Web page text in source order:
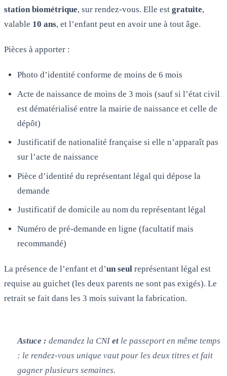
station biométrique, sur rendez-vous. Elle est gratuite,
valable 10 ans, et l’enfant peut en avoir une à tout âge.
Pièces à apporter :
Photo d’identité conforme de moins de 6 mois
Acte de naissance de moins de 3 mois (sauf si l’état civil
est dématérialisé entre la mairie de naissance et celle de
dépôt)
Justificatif de nationalité française si elle n’apparaît pas
sur l’acte de naissance
Pièce d’identité du représentant légal qui dépose la
demande
Justificatif de domicile au nom du représentant légal
Numéro de pré-demande en ligne (facultatif mais
recommandé)
La présence de l’enfant et d’un seul représentant légal est
requise au guichet (les deux parents ne sont pas exigés). Le
retrait se fait dans les 3 mois suivant la fabrication.
Astuce : demandez la CNIetle passeport en même temps
: le rendez-vous unique vaut pour les deux titres et fait
gagner plusieurs semaines.